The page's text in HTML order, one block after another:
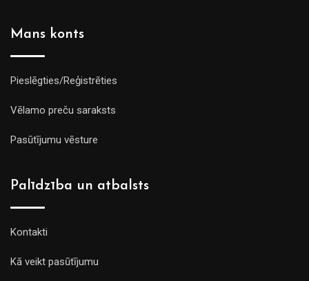
Mans konts
Pieslēgties/Reģistrēties
Vēlamo preču saraksts
Pasūtījumu vēsture
Palīdzība un atbalsts
Kontakti
Kā veikt pasūtījumu